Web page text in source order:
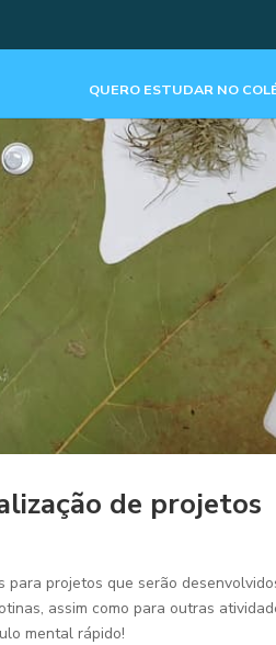
QUERO ESTUDAR NO
de projetos
projetos que serão
assim como para outras
mental rápido!